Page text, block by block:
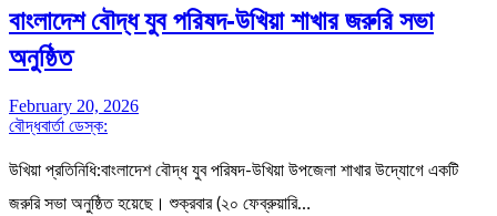
বাংলাদেশ বৌদ্ধ যুব পরিষদ-উখিয়া শাখার জরুরি সভা
অনুষ্ঠিত
February 20, 2026
বৌদ্ধবার্তা ডেস্ক:
উখিয়া প্রতিনিধি:বাংলাদেশ বৌদ্ধ যুব পরিষদ-উখিয়া উপজেলা শাখার উদ্যোগে একটি
জরুরি সভা অনুষ্ঠিত হয়েছে। শুক্রবার (২০ ফেব্রুয়ারি…